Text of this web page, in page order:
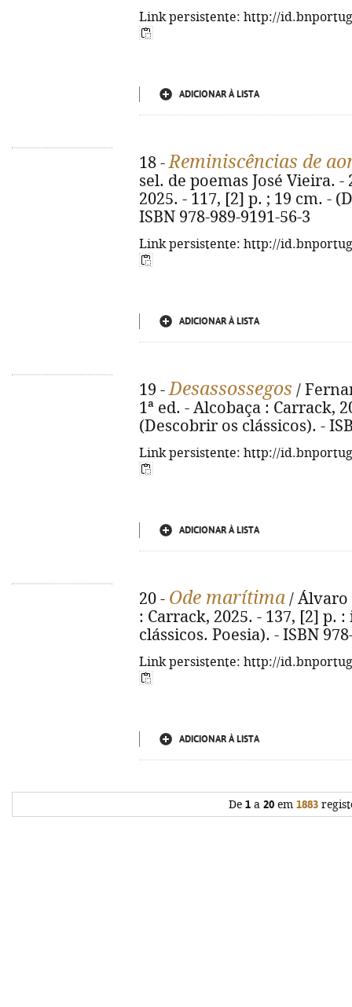
Link persistente: http://
ADICIONAR À LISTA
18 -Reminiscências de
sel. de poemas José Vieira. -
2025. - 117, [2] p. ; 19 cm. -
ISBN 978-989-9191-56-3
Link persistente: http://
ADICIONAR À LISTA
19 -Desassossegos /
1ª ed. - Alcobaça : Carrack,
(Descobrir os clássicos). -
Link persistente: http://
ADICIONAR À LISTA
20 - Ode marítima / Álvaro
: Carrack, 2025. - 137, [2] p.
clássicos. Poesia). - ISBN
Link persistente: http://
ADICIONAR À LISTA
De 1a 20em 1883